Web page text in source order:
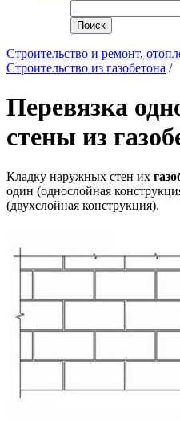
Поиск
Строительство и ремонт,
Строительство из газобетона /
Перевязка
стены из
Кладку наружных стен их
один (однослойная
(двухслойная конструкция).